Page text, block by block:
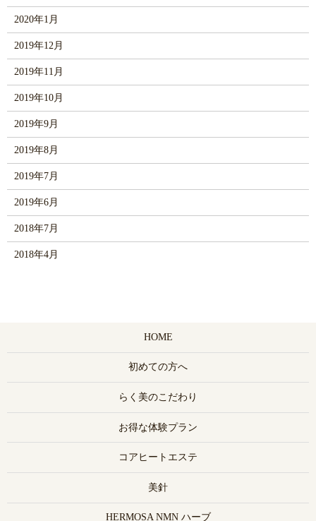
2020年1月
2019年12月
2019年11月
2019年10月
2019年9月
2019年8月
2019年7月
2019年6月
2018年7月
2018年4月
HOME
初めての方へ
らく美のこだわり
お得な体験プラン
コアヒートエステ
美針
HERMOSA NMN ハーブ